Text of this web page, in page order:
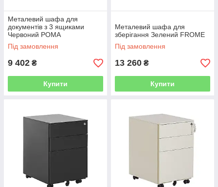
Металевий шафа для
документів з 3 ящиками
Червоний POMA
Під замовлення
9 402 ₴
Купити
Металевий шафа для
зберігання Зелений FROME
Під замовлення
13 260 ₴
Купити